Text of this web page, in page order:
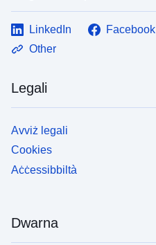
LinkedIn Facebook
Other
Legali
Avviż legali
Cookies
Aċċessibbiltà
Dwarna